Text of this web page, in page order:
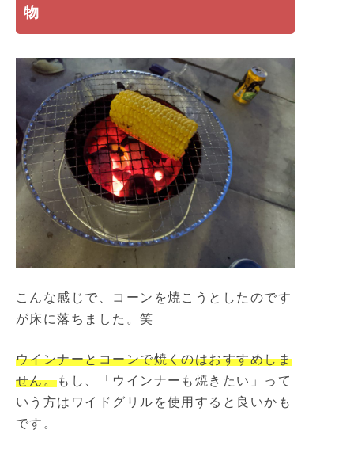
物
こんな感じで、コーンを焼こうとしたのです
が床に落ちました。笑
ウインナーとコーンで焼くのはおすすめしま
せん。もし、「ウインナーも焼きたい」って
いう方はワイドグリルを使用すると良いかも
です。